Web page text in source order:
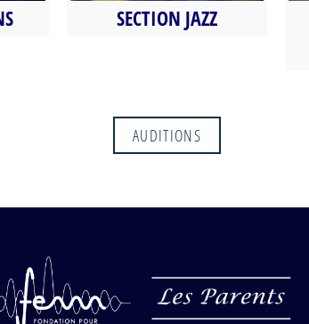
juin 2021
SECTION JAZZ
AUDITIONS